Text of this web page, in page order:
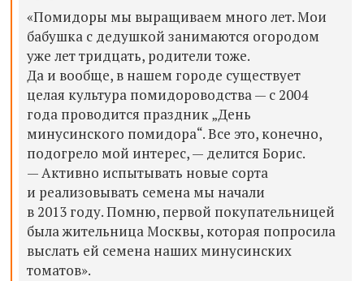
«Помидоры мы выращиваем много лет. Мои
бабушка с дедушкой занимаются огородом
уже лет тридцать, родители тоже.
Да и вообще, в нашем городе существует
целая культура помидороводства — с 2004
года проводится праздник „День
минусинского помидора“. Все это, конечно,
подогрело мой интерес, — делится Борис.
— Активно испытывать новые сорта
и реализовывать семена мы начали
в 2013 году. Помню, первой покупательницей
была жительница Москвы, которая попросила
выслать ей семена наших минусинских
томатов».